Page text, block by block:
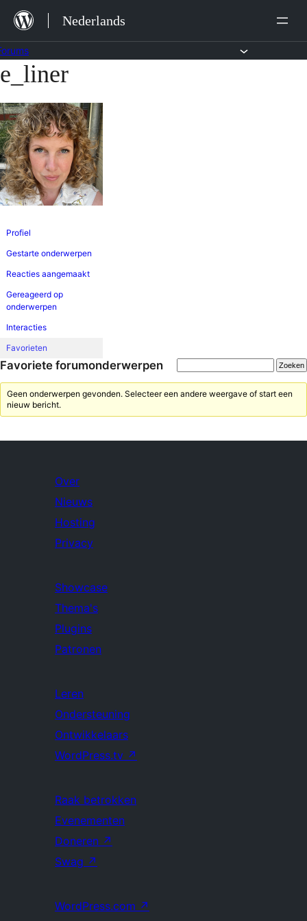
naar
de
inhoud
Nederlands
Ga
naar
de
inhoud
e_liner
Profiel
Gestarte onderwerpen
Reacties aangemaakt
Gereageerd op
onderwerpen
Interacties
Favorieten
Favoriete forumonderwerpen
Geen onderwerpen gevonden. Selecteer een andere weergave of start een
nieuw bericht.
Over
Nieuws
Hosting
Privacy
Showcase
Thema's
Plugins
Patronen
Leren
Ondersteuning
Ontwikkelaars
WordPress.tv ↗
Raak betrokken
Evenementen
Doneren ↗
Swag ↗
WordPress.com ↗